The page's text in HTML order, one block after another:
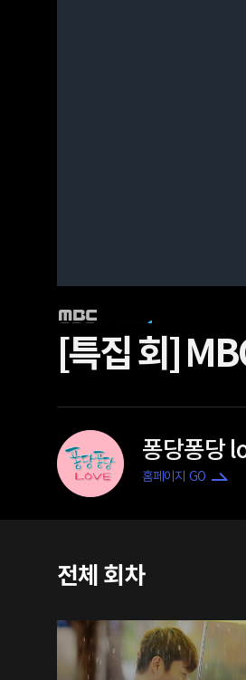
[특집 회]
퐁당퐁당
홈페이지 GO
전체 회차